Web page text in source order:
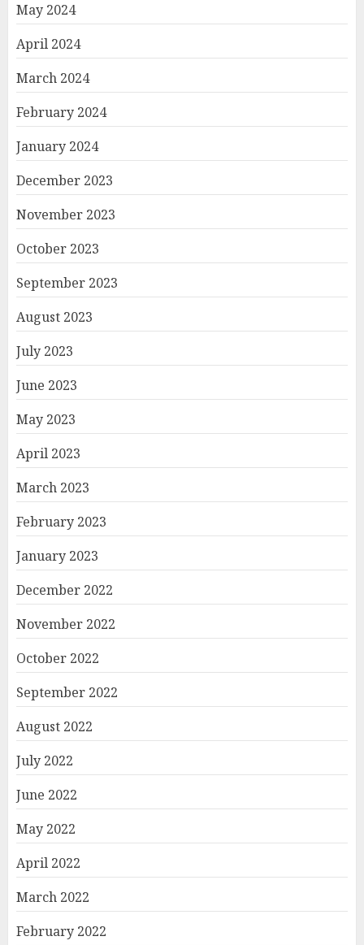
May 2024
April 2024
March 2024
February 2024
January 2024
December 2023
November 2023
October 2023
September 2023
August 2023
July 2023
June 2023
May 2023
April 2023
March 2023
February 2023
January 2023
December 2022
November 2022
October 2022
September 2022
August 2022
July 2022
June 2022
May 2022
April 2022
March 2022
February 2022